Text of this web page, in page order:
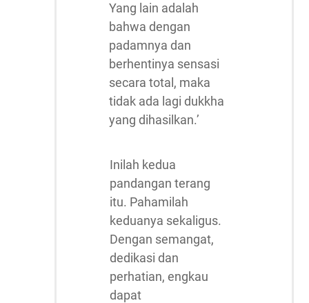
Yang lain adalah
bahwa dengan
padamnya dan
berhentinya sensasi
secara total, maka
tidak ada lagi dukkha
yang dihasilkan.’
Inilah kedua
pandangan terang
itu. Pahamilah
keduanya sekaligus.
Dengan semangat,
dedikasi dan
perhatian, engkau
dapat